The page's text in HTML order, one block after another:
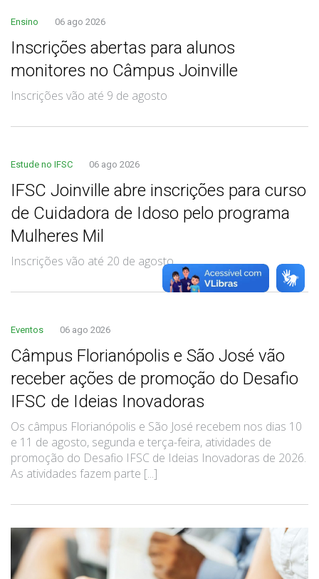
Ensino 06 ago 2026
Inscrições abertas para alunos
monitores no Câmpus Joinville
Inscrições vão até 9 de agosto
Estude no IFSC 06 ago 2026
IFSC Joinville abre inscrições para curso
de Cuidadora de Idoso pelo programa
Mulheres Mil
Inscrições vão até 20 de agosto.
Eventos 06 ago 2026
Câmpus Florianópolis e São José vão
receber ações de promoção do Desafio
IFSC de Ideias Inovadoras
Os câmpus Florianópolis e São José recebem nos dias 10
e 11 de agosto, segunda e terça-feira, atividades de
promoção do Desafio IFSC de Ideias Inovadoras de 2026.
As atividades fazem parte [...]